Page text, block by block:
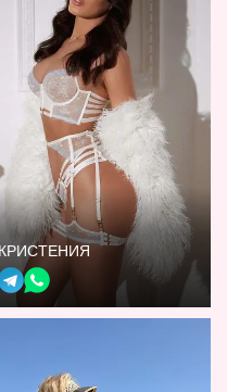
КРИСТЕНИЯ